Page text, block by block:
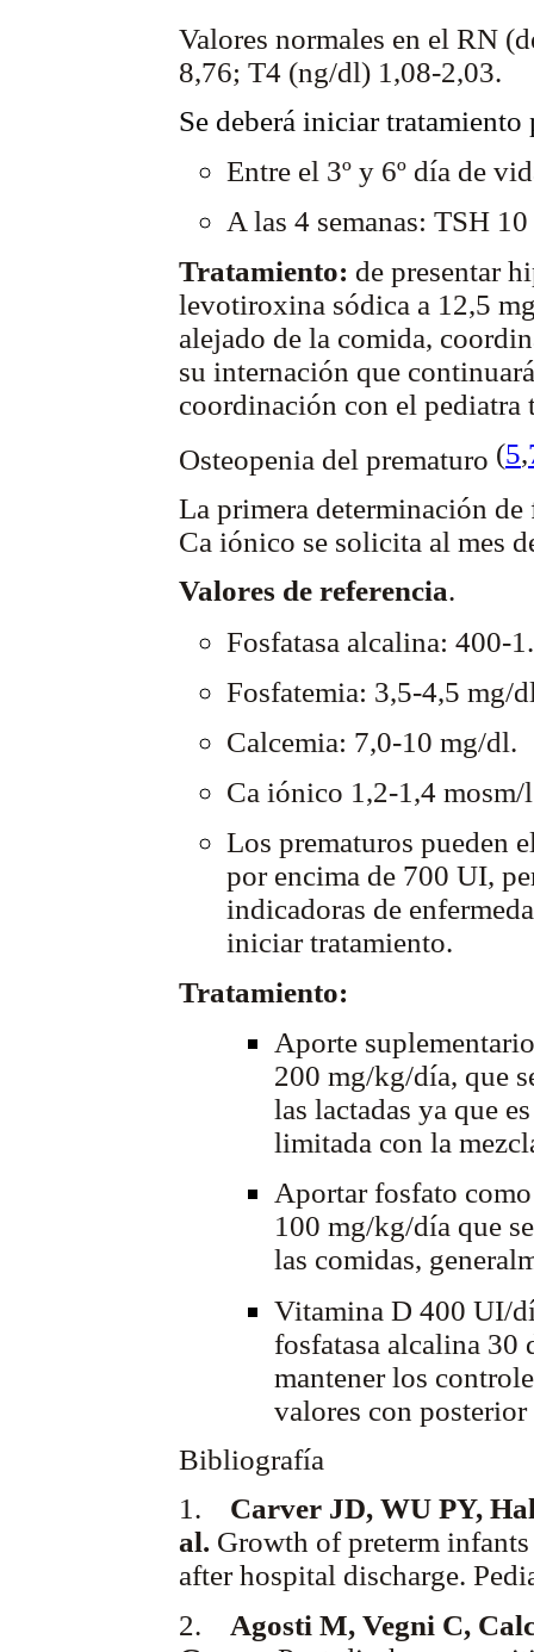
Valores normales en el RN
8,76; T4 (ng/dl) 1,08-2,03.
Se deberá iniciar
Entre el 3º y 6º día de
A las 4 semanas: TSH
Tratamiento: de presentar
levotiroxina sódica a 12,5
alejado de la comida,
su internación que
coordinación con el pediatra
Osteopenia del prematuro (5,
La primera determinación
Ca iónico se solicita al mes
Valores de referencia.
Fosfatasa alcalina: 400-
Fosfatemia: 3,5-4,5 mg/
Calcemia: 7,0-10 mg/dl.
Ca iónico 1,2-1,4 mosm/
Los prematuros pueden
por encima de 700 UI,
indicadoras de
iniciar tratamiento.
Tratamiento:
Aporte
200 mg/kg/día, que
las lactadas ya que
limitada con la
Aportar fosfato
100 mg/kg/día que
las comidas,
Vitamina D 400 UI/
fosfatasa alcalina 30
mantener los
valores con
Bibliografía
1. Carver JD, WU PY,
al. Growth of preterm
after hospital discharge.
2. Agosti M, Vegni C,